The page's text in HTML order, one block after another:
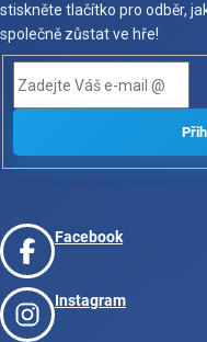
stiskněte tlačítko pro odběr,
společně zůstat ve hře!
Facebook
Instagram